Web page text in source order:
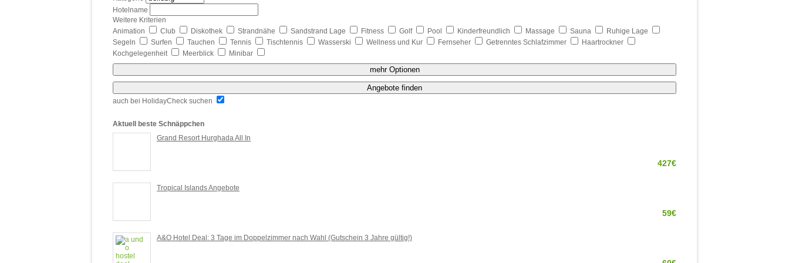
Hotelname
Weitere Kriterien
Animation
Club Diskothek Strandnähe Sandstrand Lage Fitness Golf Pool Kinderfreundlich Massage Sauna
Ruhige Lage
Segeln
Surfen Tauchen Tennis Tischtennis Wasserski Wellness und Kur Fernseher Getrenntes Schlafzimmer
Haartrockner
Kochgelegenheit
Meerblick Minibar
mehr Optionen
Angebote finden
auch bei HolidayCheck suchen
Aktuell beste Schnäppchen
Grand Resort Hurghada All In
427€
Tropical Islands Angebote
59€
A&O Hotel Deal: 3 Tage im Doppelzimmer nach Wahl (Gutschein 3 Jahre gültig!)